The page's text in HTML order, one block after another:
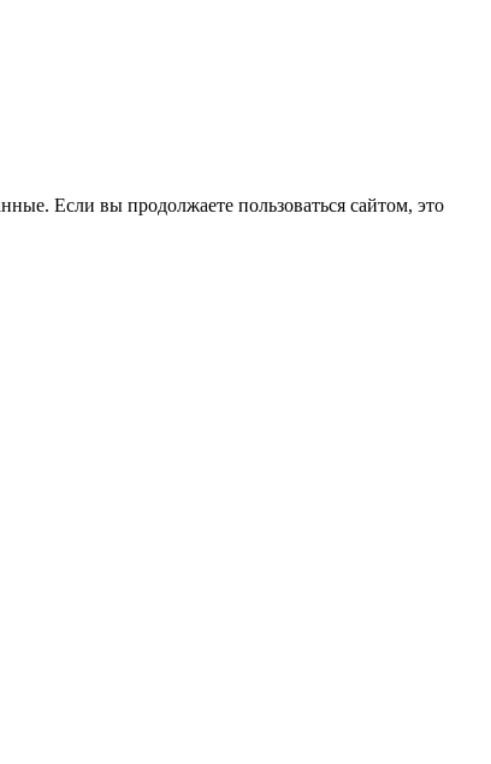
Если вы продолжаете пользоваться сайтом, это